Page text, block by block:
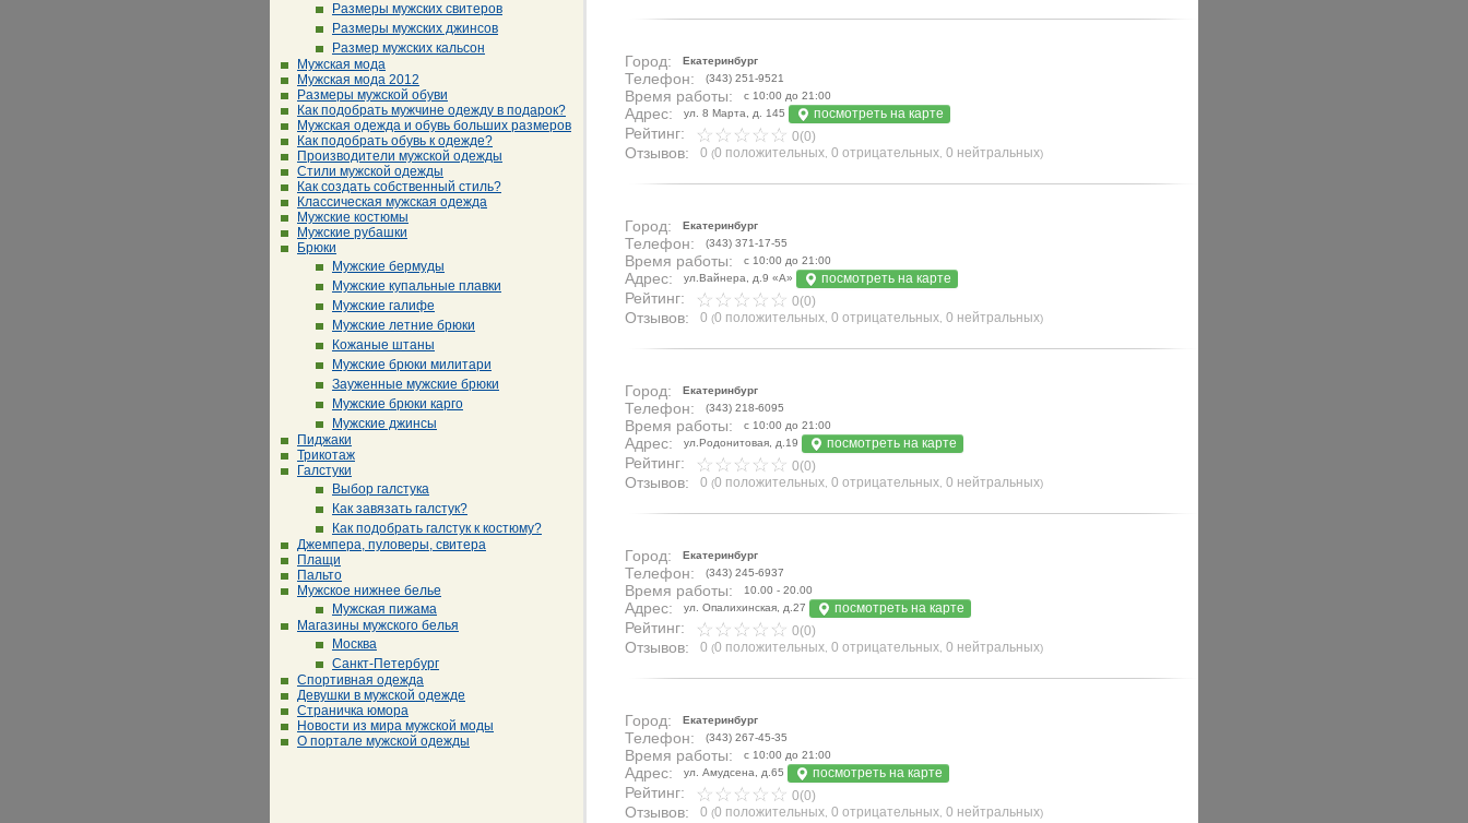
Размеры мужских свитеров
Размеры мужских джинсов
Размер мужских кальсон
Мужская мода
Мужская мода 2012
Размеры мужской обуви
Как подобрать мужчине одежду в подарок?
Мужская одежда и обувь больших размеров
Как подобрать обувь к одежде?
Производители мужской одежды
Стили мужской одежды
Как создать собственный стиль?
Классическая мужская одежда
Мужские костюмы
Мужские рубашки
Брюки
Мужские бермуды
Мужские купальные плавки
Мужские галифе
Мужские летние брюки
Кожаные штаны
Мужские брюки милитари
Зауженные мужские брюки
Мужские брюки карго
Мужские джинсы
Пиджаки
Трикотаж
Галстуки
Выбор галстука
Как завязать галстук?
Как подобрать галстук к костюму?
Джемпера, пуловеры, свитера
Плащи
Пальто
Мужское нижнее белье
Мужская пижама
Магазины мужского белья
Москва
Санкт-Петербург
Спортивная одежда
Девушки в мужской одежде
Страничка юмора
Новости из мира мужской моды
О портале мужской одежды
Город: Екатеринбург
Телефон: (343) 251-9521
Время работы: с 10:00 до 21:00
Адрес: ул. 8 Марта, д. 145 посмотреть на карте
Рейтинг: 0(0)
Отзывов: 0 (0 положительных, 0 отрицательных, 0 нейтральных)
Город: Екатеринбург
Телефон: (343) 371-17-55
Время работы: с 10:00 до 21:00
Адрес: ул.Вайнера, д.9 «А» посмотреть на карте
Рейтинг: 0(0)
Отзывов: 0 (0 положительных, 0 отрицательных, 0 нейтральных)
Город: Екатеринбург
Телефон: (343) 218-6095
Время работы: с 10:00 до 21:00
Адрес: ул.Родонитовая, д.19 посмотреть на карте
Рейтинг: 0(0)
Отзывов: 0 (0 положительных, 0 отрицательных, 0 нейтральных)
Город: Екатеринбург
Телефон: (343) 245-6937
Время работы: 10.00 - 20.00
Адрес: ул. Опалихинская, д.27 посмотреть на карте
Рейтинг: 0(0)
Отзывов: 0 (0 положительных, 0 отрицательных, 0 нейтральных)
Город: Екатеринбург
Телефон: (343) 267-45-35
Время работы: с 10:00 до 21:00
Адрес: ул. Амудсена, д.65 посмотреть на карте
Рейтинг: 0(0)
Отзывов: 0 (0 положительных, 0 отрицательных, 0 нейтральных)